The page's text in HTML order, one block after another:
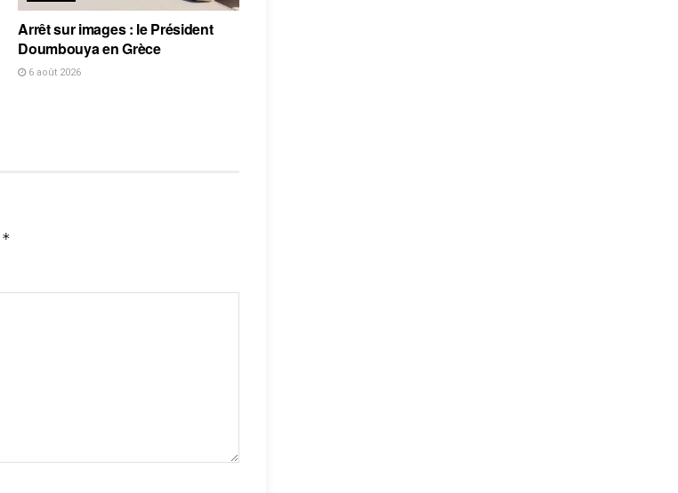
Arrêt sur images : le Président
Doumbouya en Grèce
6 août 2026
*